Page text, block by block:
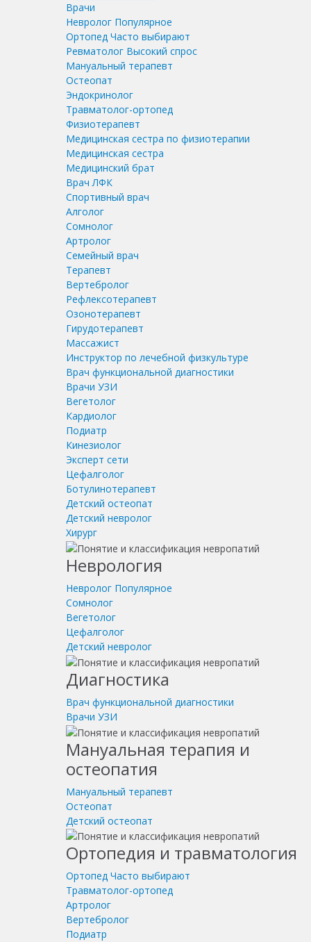
Врачи
Невролог Популярное
Ортопед Часто выбирают
Ревматолог Высокий спрос
Мануальный терапевт
Остеопат
Эндокринолог
Травматолог-ортопед
Физиотерапевт
Медицинская сестра по физиотерапии
Медицинская сестра
Медицинский брат
Врач ЛФК
Спортивный врач
Алголог
Сомнолог
Артролог
Семейный врач
Терапевт
Вертебролог
Рефлексотерапевт
Озонотерапевт
Гирудотерапевт
Массажист
Инструктор по лечебной физкультуре
Врач функциональной диагностики
Врачи УЗИ
Вегетолог
Кардиолог
Подиатр
Кинезиолог
Эксперт сети
Цефалголог
Ботулинотерапевт
Детский остеопат
Детский невролог
Хирург
Неврология
Невролог Популярное
Сомнолог
Вегетолог
Цефалголог
Детский невролог
Диагностика
Врач функциональной диагностики
Врачи УЗИ
Мануальная терапия и
остеопатия
Мануальный терапевт
Остеопат
Детский остеопат
Ортопедия и травматология
Ортопед Часто выбирают
Травматолог-ортопед
Артролог
Вертебролог
Подиатр